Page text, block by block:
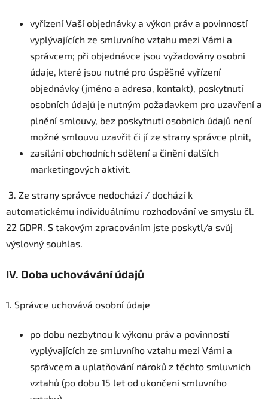
vyřízení Vaší objednávky a výkon práv a povinností
vyplývajících ze smluvního vztahu mezi Vámi a
správcem; při objednávce jsou vyžadovány osobní
údaje, které jsou nutné pro úspěšné vyřízení
objednávky (jméno a adresa, kontakt), poskytnutí
osobních údajů je nutným požadavkem pro uzavření a
plnění smlouvy, bez poskytnutí osobních údajů není
možné smlouvu uzavřít či jí ze strany správce plnit,
zasílání obchodních sdělení a činění dalších
marketingových aktivit.
3. Ze strany správce nedochází / dochází k
automatickému individuálnímu rozhodování ve smyslu čl.
22 GDPR. S takovým zpracováním jste poskytl/a svůj
výslovný souhlas.
IV. Doba uchovávání údajů
1. Správce uchovává osobní údaje
po dobu nezbytnou k výkonu práv a povinností
vyplývajících ze smluvního vztahu mezi Vámi a
správcem a uplatňování nároků z těchto smluvních
vztahů (po dobu 15 let od ukončení smluvního